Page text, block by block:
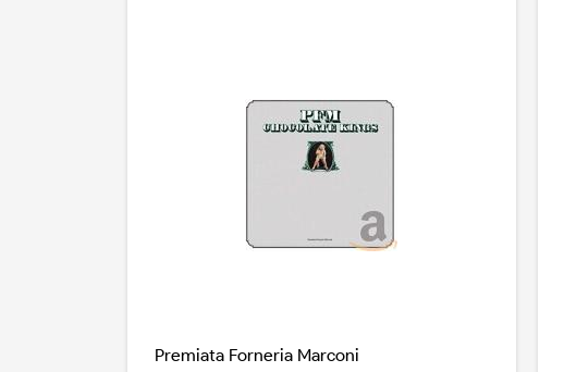
Premiata Forneria Marconi